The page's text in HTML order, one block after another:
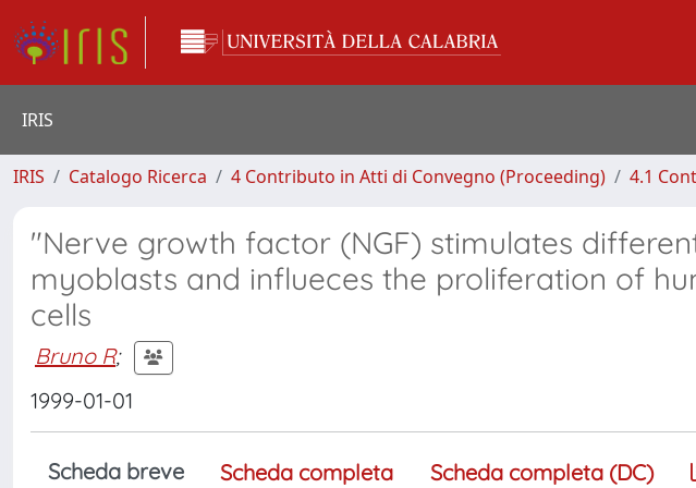
IRIS
IRIS Catalogo Ricerca 4 Contributo in Atti di Convegno (Proceeding) 4.1
"Nerve growth factor (NGF) stimulates
myoblasts and influeces the proliferation of
cells
Bruno R;
1999-01-01
Scheda breve Scheda completa Scheda completa (DC)